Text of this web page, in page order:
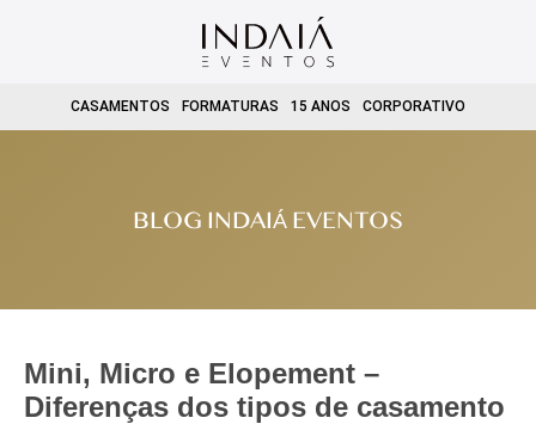
CASAMENTOS FORMATURAS 15 ANOS CORPORATIVO
BLOG INDAIÁ EVENTOS
Mini, Micro e Elopement –
Diferenças dos tipos de casamento